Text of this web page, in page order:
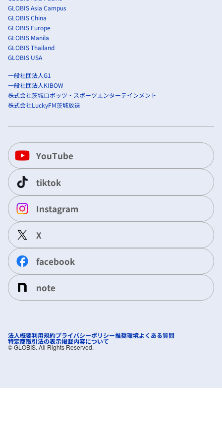
GLOBIS Asia Campus
GLOBIS China
GLOBIS Europe
GLOBIS Manila
GLOBIS Thailand
GLOBIS USA
一般社団法人G1
一般社団法人KIBOW
株式会社茨城ロボッツ・スポーツエンターテインメント
株式会社LuckyFM茨城放送
YouTube
tiktok
Instagram
X
facebook
note
法人概要利用規約プライバシーポリシー推奨環境よくある質問
特定商取引法の表示掲載内容について
©︎ GLOBIS. All Rights Reserved.